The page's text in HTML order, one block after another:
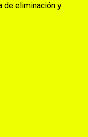
de eliminación y